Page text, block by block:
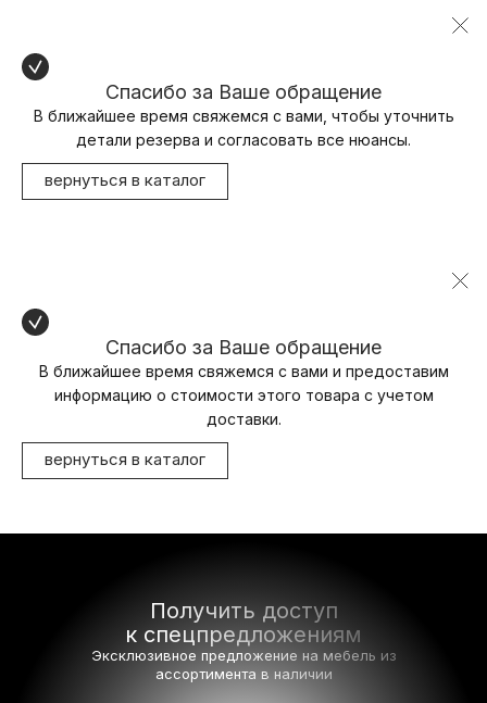
Спасибо за Ваше обращение
В ближайшее время свяжемся с вами, чтобы уточнить
детали резерва и согласовать все нюансы.
вернуться в каталог
Спасибо за Ваше обращение
В ближайшее время свяжемся с вами и предоставим
информацию о стоимости этого товара с учетом
доставки.
вернуться в каталог
Получить доступ
к спецпредложениям
Эксклюзивное предложение на мебель из
ассортимента в наличии